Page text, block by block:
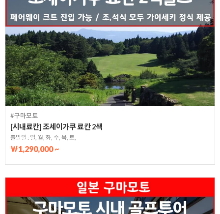
#구마모토
[시내료칸] 조세이가쿠 료칸 2색
출발일 : 일, 월, 화, 수, 목, 토,
￦1,290,000 ~